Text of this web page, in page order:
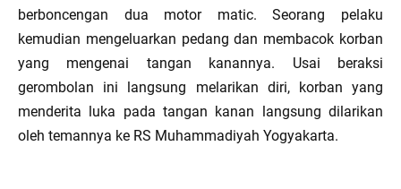
berboncengan dua motor matic. Seorang pelaku
kemudian mengeluarkan pedang dan membacok korban
yang mengenai tangan kanannya. Usai beraksi
gerombolan ini langsung melarikan diri, korban yang
menderita luka pada tangan kanan langsung dilarikan
oleh temannya ke RS Muhammadiyah Yogyakarta.